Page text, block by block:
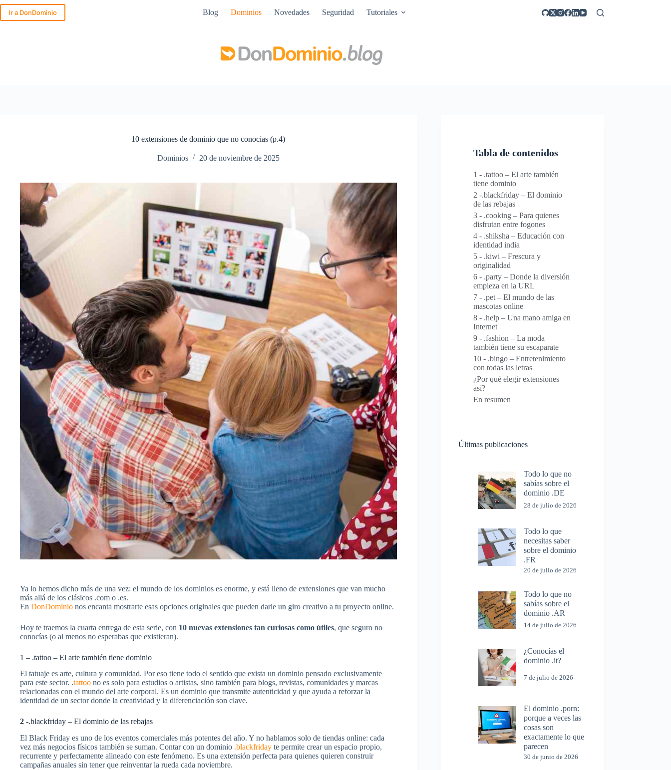
Saltar
contenido
Ir a DonDominio Blog Dominios Novedades Seguridad Tutoriales
10 extensiones de dominio que no conocías (p.4)
Dominios 20 de noviembre de 2025
Ya lo hemos dicho más de una vez: el mundo de los dominios es enorme, y está lleno de extensiones que van mucho
más allá de los clásicos .com o .es.
En DonDominio nos encanta mostrarte esas opciones originales que pueden darle un giro creativo a tu proyecto online.
Hoy te traemos la cuarta entrega de esta serie, con 10 nuevas extensiones tan curiosas como útiles, que seguro no
conocías (o al menos no esperabas que existieran).
1 – .tattoo – El arte también tiene dominio
El tatuaje es arte, cultura y comunidad. Por eso tiene todo el sentido que exista un dominio pensado exclusivamente
para este sector. .tattoo no es solo para estudios o artistas, sino también para blogs, revistas, comunidades y marcas
relacionadas con el mundo del arte corporal. Es un dominio que transmite autenticidad y que ayuda a reforzar la
identidad de un sector donde la creatividad y la diferenciación son clave.
2 -.blackfriday – El dominio de las rebajas
El Black Friday es uno de los eventos comerciales más potentes del año. Y no hablamos solo de tiendas online: cada
vez más negocios físicos también se suman. Contar con un dominio .blackfriday te permite crear un espacio propio,
recurrente y perfectamente alineado con este fenómeno. Es una extensión perfecta para quienes quieren construir
campañas anuales sin tener que reinventar la rueda cada noviembre.
Tabla de contenidos
1 - .tattoo – El arte también
tiene dominio
2 -.blackfriday – El dominio
de las rebajas
3 - .cooking – Para quienes
disfrutan entre fogones
4 - .shiksha – Educación con
identidad india
5 - .kiwi – Frescura y
originalidad
6 - .party – Donde la diversión
empieza en la URL
7 - .pet – El mundo de las
mascotas online
8 - .help – Una mano amiga en
Internet
9 - .fashion – La moda
también tiene su escaparate
10 - .bingo – Entretenimiento
con todas las letras
¿Por qué elegir extensiones
así?
En resumen
Últimas publicaciones
Todo lo que no
sabías sobre el
dominio .DE
28 de julio de 2026
Todo lo que
necesitas saber
sobre el dominio
.FR
20 de julio de 2026
Todo lo que no
sabías sobre el
dominio .AR
14 de julio de 2026
¿Conocías el
dominio .it?
7 de julio de 2026
El dominio .porn:
porque a veces las
cosas son
exactamente lo que
parecen
30 de junio de 2026